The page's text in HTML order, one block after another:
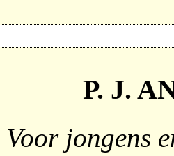
P. J.
Voor jongens